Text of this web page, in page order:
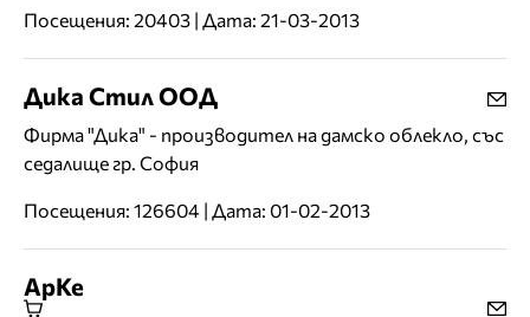
Посещения: 20403 | Дата: 21-03-2013
Дика Стил ООД
Фирма "Дика" - производител на дамско облекло, със
седалище гр. София
Посещения: 126604 | Дата: 01-02-2013
АрКе